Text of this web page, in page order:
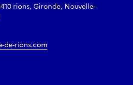
rions, Gironde, Nouvelle-
de-rions.com